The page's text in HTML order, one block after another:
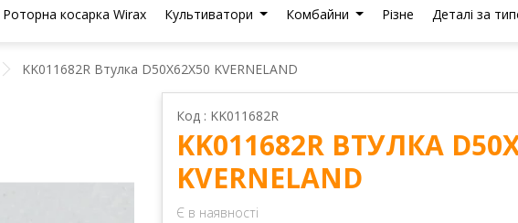
Роторна косарка Wirax Культиватори Комбайни Різне Деталі за
KK011682R Втулка D50X62X50 KVERNELAND
Код : KK011682R
KK011682R ВТУЛКА
KVERNELAND
Є в наявності